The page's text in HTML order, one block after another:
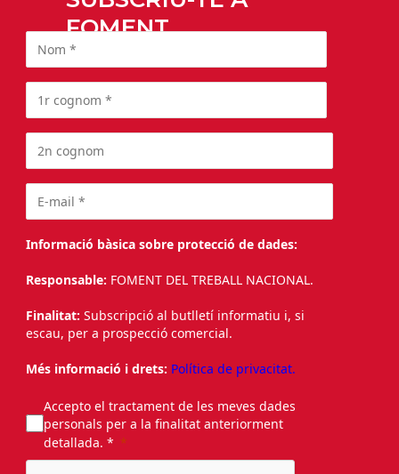
FOMENT
Informació bàsica sobre protecció de dades:
Responsable: FOMENT DEL TREBALL NACIONAL.
Finalitat: Subscripció al butlletí informatiu i, si
escau, per a prospecció comercial.
Més informació i drets: Política de privacitat.
Accepto el tractament de les meves dades
personals per a la finalitat anteriorment
detallada. *